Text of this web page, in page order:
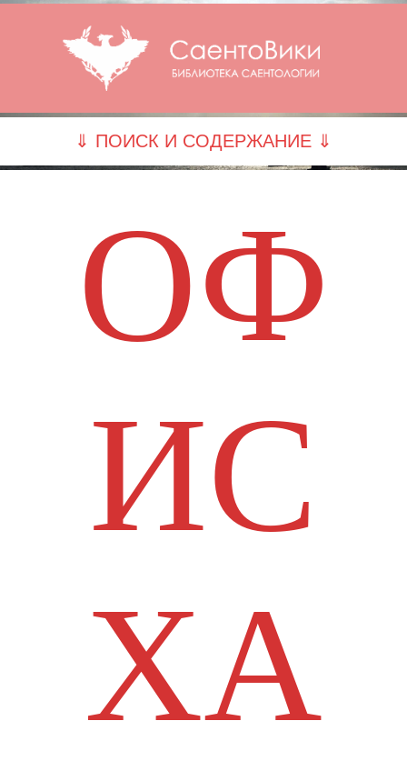
⇓ ПОИСК И СОДЕРЖАНИЕ ⇓
ОФ
ИС
ХА